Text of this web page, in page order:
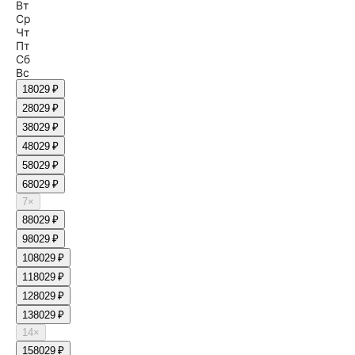
Вт
Ср
Чт
Пт
Сб
Вс
18029 ₽
28029 ₽
38029 ₽
48029 ₽
58029 ₽
68029 ₽
7×
88029 ₽
98029 ₽
108029 ₽
118029 ₽
128029 ₽
138029 ₽
14×
158029 ₽